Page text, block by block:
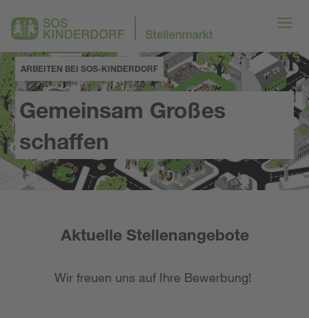
ARBEITEN BEI SOS-KINDERDORF
Gemeinsam Großes
schaffen
Aktuelle Stellenangebote
Wir freuen uns auf Ihre Bewerbung!